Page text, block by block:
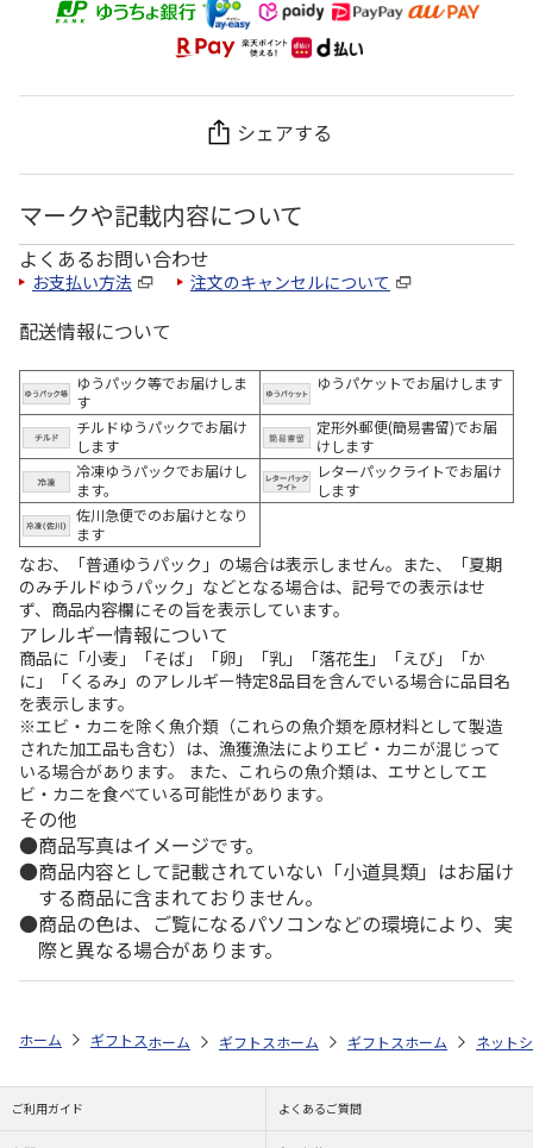
シェアする
マークや記載内容について
よくあるお問い合わせ
お支払い方法 注文のキャンセルについて
配送情報について
ゆうパック等でお届けしま
す
ゆうパケットでお届けします
チルドゆうパックでお届け
します
定形外郵便(簡易書留)でお届
けします
冷凍ゆうパックでお届けし
ます。
レターパックライトでお届け
します
佐川急便でのお届けとなり
ます
なお、「普通ゆうパック」の場合は表示しません。また、「夏期
のみチルドゆうパック」などとなる場合は、記号での表示はせ
ず、商品内容欄にその旨を表示しています。
アレルギー情報について
商品に「小麦」「そば」「卵」「乳」「落花生」「えび」「か
に」「くるみ」のアレルギー特定8品目を含んでいる場合に品目名
を表示します。
※エビ・カニを除く魚介類（これらの魚介類を原材料として製造
された加工品も含む）は、漁獲漁法によりエビ・カニが混じって
いる場合があります。 また、これらの魚介類は、エサとしてエ
ビ・カニを食べている可能性があります。
その他
商品写真はイメージです。
商品内容として記載されていない「小道具類」はお届け
する商品に含まれておりません。
商品の色は、ご覧になるパソコンなどの環境により、実
際と異なる場合があります。
ホーム ギフトストア お中元・夏ギフト特集 2026 おすすめ ご当地
ホーム ギフトストア お中元・夏ギフト特集 2026
ホーム ギフトストア お中元・
ホーム ネット
ご利用ガイド よくあるご質問